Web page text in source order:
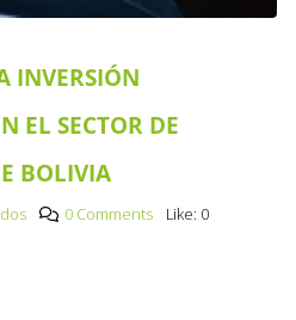
INVERSIÓN
EL SECTOR DE
BOLIVIA
0 Comments Like: 0